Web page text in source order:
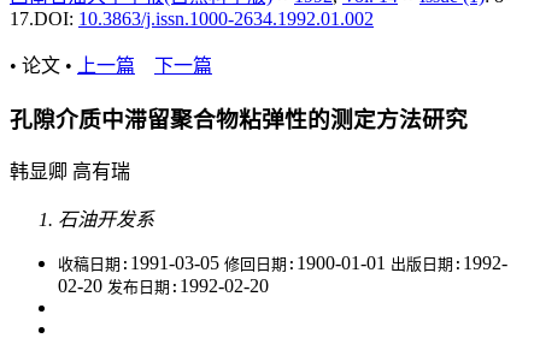
17.DOI: 10.3863/j.issn.1000-2634.1992.01.002
• 论文 • 上一篇 下一篇
孔隙介质中滞留聚合物粘弹性的测定方法研究
韩显卿 高有瑞
石油开发系
收稿日期: 1991-03-05 修回日期: 1900-01-01 出版日期: 1992-
02-20 发布日期: 1992-02-20